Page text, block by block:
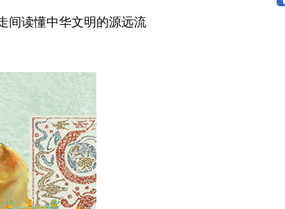
读懂中华文明的源远流